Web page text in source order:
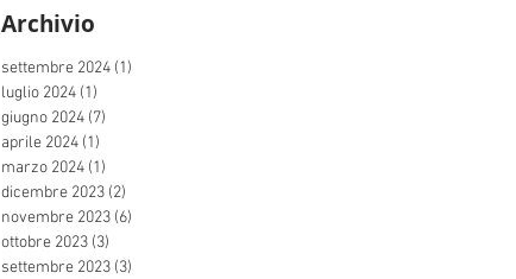
Archivio
settembre 2024 (1)
luglio 2024 (1)
giugno 2024 (7)
aprile 2024 (1)
marzo 2024 (1)
dicembre 2023 (2)
novembre 2023 (6)
ottobre 2023 (3)
settembre 2023 (3)